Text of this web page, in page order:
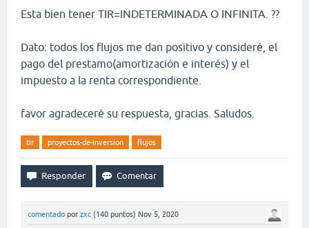
Esta bien tener TIR=INDETERMINADA O INFINITA. ??
Dato: todos los flujos me dan positivo y consideré, el
pago del prestamo(amortización e interés) y el
impuesto a la renta correspondiente.
favor agradeceré su respuesta, gracias. Saludos.
tir proyectos-de-inversion flujos
comentado por zxc (140 puntos) Nov 5, 2020